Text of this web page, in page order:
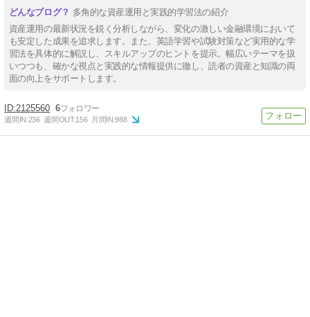
多角的な資産運用と実践的学習法の紹介
資産運用の最新状況を鋭く分析しながら、変化の激しい金融環境において
も安定した成果を追求します。また、英語学習や試験対策など実用的な学
習法を具体的に解説し、スキルアップのヒントを提示。幅広いテーマを扱
いつつも、確かな視点と実践的な情報提供に徹し、読者の資産と知識の両
面の向上をサポートします。
2125560 6
週間IN:236 週間OUT:156 月間IN:988